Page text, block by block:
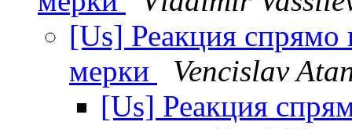
[Us] Реакция спрямо
мерки
Vencislav
[Us] Реакция